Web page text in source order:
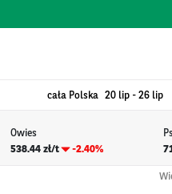
cała Polska 20 lip - 26 lip
Owies
538.44 zł/t
-2.40%